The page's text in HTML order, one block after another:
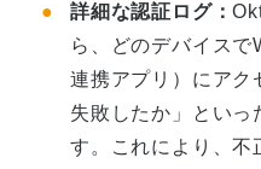
詳細な認証ログ：
ら、どのデバイス
連携アプリ）にアク
失敗したか」といっ
す。これにより、不